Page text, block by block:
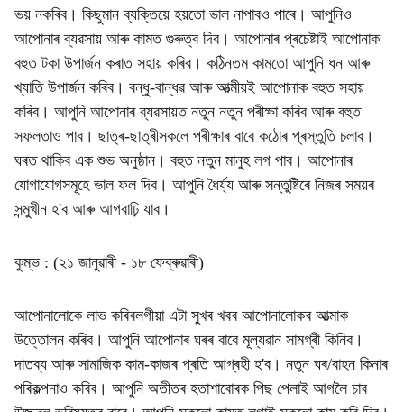
ভয় নকৰিব। কিছুমান ব্যক্তিয়ে হয়তো ভাল নাপাবও পাৰে। আপুনিও
আপোনাৰ ব্যৱসায় আৰু কামত গুৰুত্ব দিব। আপোনাৰ প্ৰচেষ্টাই আপোনাক
বহুত টকা উপাৰ্জন কৰাত সহায় কৰিব। কঠিনতম কামতো আপুনি ধন আৰু
খ্যাতি উপাৰ্জন কৰিব। বন্ধু-বান্ধৱ আৰু আত্মীয়ই আপোনাক বহুত সহায়
কৰিব। আপুনি আপোনাৰ ব্যৱসায়ত নতুন নতুন পৰীক্ষা কৰিব আৰু বহুত
সফলতাও পাব। ছাত্ৰ-ছাত্ৰীসকলে পৰীক্ষাৰ বাবে কঠোৰ প্ৰস্তুতি চলাব।
ঘৰত থাকিব এক শুভ অনুষ্ঠান। বহুত নতুন মানুহ লগ পাব। আপোনাৰ
যোগাযোগসমূহে ভাল ফল দিব। আপুনি ধৈৰ্য্য আৰু সন্তুষ্টিৰে নিজৰ সময়ৰ
সন্মুখীন হ'ব আৰু আগবাঢ়ি যাব।
কুম্ভ : (২১ জানুৱাৰী - ১৮ ফেব্ৰুৱাৰী)
আপোনালোকে লাভ কৰিবলগীয়া এটা সুখৰ খবৰ আপোনালোকৰ আত্মাক
উত্তোলন কৰিব। আপুনি আপোনাৰ ঘৰৰ বাবে মূল্যৱান সামগ্ৰী কিনিব।
দাতব্য আৰু সামাজিক কাম-কাজৰ প্ৰতি আগ্ৰহী হ'ব। নতুন ঘৰ/বাহন কিনাৰ
পৰিকল্পনাও কৰিব। আপুনি অতীতৰ হতাশাবোৰক পিছ পেলাই আগলৈ চাব